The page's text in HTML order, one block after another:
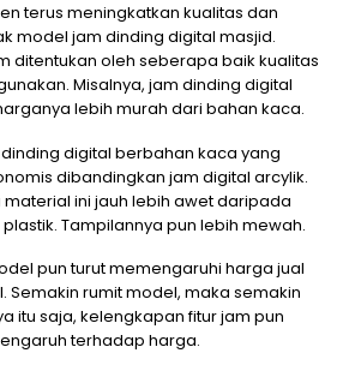
terus meningkatkan kualitas dan
model jam dinding digital masjid.
ditentukan oleh seberapa baik kualitas
Misalnya, jam dinding digital
lebih murah dari bahan kaca.
digital berbahan kaca yang
dibandingkan jam digital arcylik.
material ini jauh lebih awet daripada
Tampilannya pun lebih mewah.
pun turut memengaruhi harga jual
Semakin rumit model, maka semakin
itu saja, kelengkapan fitur jam pun
terhadap harga.